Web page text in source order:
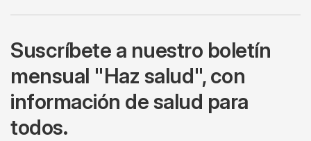
Suscríbete a nuestro boletín
mensual "Haz salud", con
información de salud para
todos.